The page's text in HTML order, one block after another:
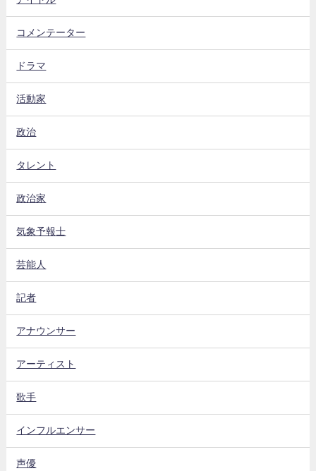
コメンテーター
ドラマ
活動家
政治
タレント
政治家
気象予報士
芸能人
記者
アナウンサー
アーティスト
歌手
インフルエンサー
声優